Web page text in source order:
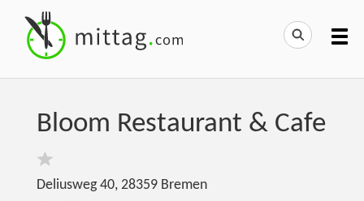
Bloom Restaurant & Cafe
Deliusweg 40, 28359 Bremen